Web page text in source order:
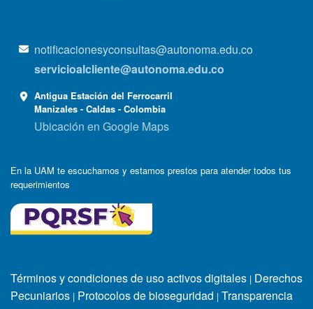
notificacionesyconsultas@autonoma.edu.co
servicioalcliente@autonoma.edu.co
Antigua Estación del Ferrocarril
Manizales - Caldas - Colombia
Ubicación en Google Maps
En la UAM te escuchamos y estamos prestos para atender todos tus
requerimientos
Términos y condiciones de uso activos digitales | Derechos
Pecuniarios | Protocolos de bioseguridad | Transparencia